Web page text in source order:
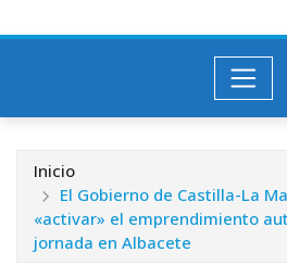
Inicio
El Gobierno de Castilla-La
«activar» el emprendimiento
jornada en Albacete